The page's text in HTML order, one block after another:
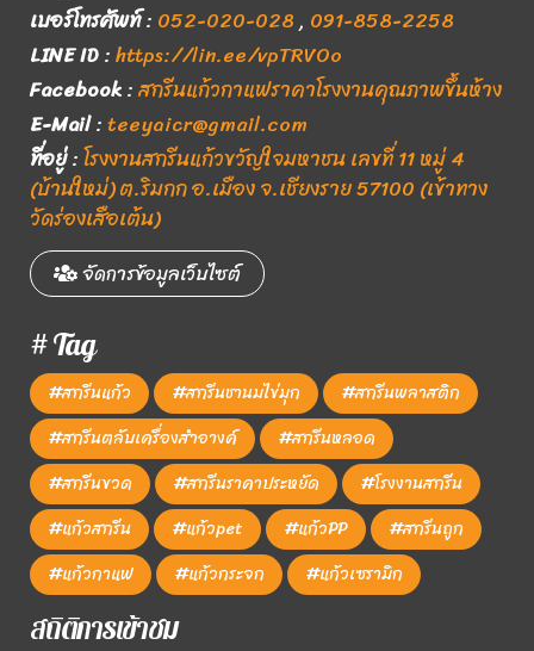
เบอร์โทรศัพท์: 052-020-028, 091-858-2258
LINE ID:https://lin.ee/vpTRVOo
Facebook:สกรีนแก้วกาแฟราคาโรงงานคุณภาพขึ้นห้าง
E-Mail:teeyaicr@gmail.com
ที่อยู่:โรงงานสกรีนแก้วขวัญใจมหาชน เลขที่ 11 หมู่ 4
(บ้านใหม่) ต.ริมกก อ.เมือง จ.เชียงราย 57100 (เข้าทาง
วัดร่องเสือเต้น)
จัดการข้อมูลเว็บไซต์
# Tag
#สกรีนแก้ว #สกรีนชานมไข่มุก
#สกรีนพลาสติก
#สกรีนตลับเครื่องสำอางค์
#สกรีนหลอด
#สกรีนขวด
#สกรีนราคาประหยัด
#โรงงานสกรีน
#แก้วสกรีน
#แก้วpet #แก้วPP
#สกรีนถูก
#แก้วกาแฟ
#แก้วกระจก #แก้วเซรามิก
สถิติการเข้าชม